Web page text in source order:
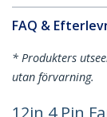
FAQ &
* Produkters
utan förvarning.
12in 4 Pin